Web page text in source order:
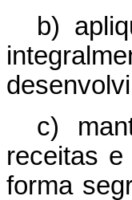
b)
c)
receitas
forma